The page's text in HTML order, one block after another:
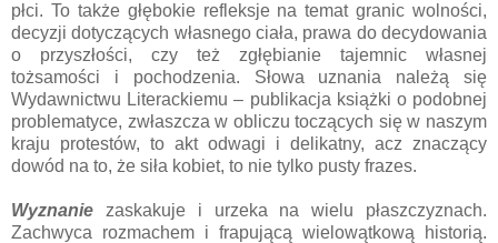
płci. To także głębokie refleksje na temat granic wolności,
decyzji dotyczących własnego ciała, prawa do decydowania
o przyszłości, czy też zgłębianie tajemnic własnej
tożsamości i pochodzenia. Słowa uznania należą się
Wydawnictwu Literackiemu – publikacja książki o podobnej
problematyce, zwłaszcza w obliczu toczących się w naszym
kraju protestów, to akt odwagi i delikatny, acz znaczący
dowód na to, że siła kobiet, to nie tylko pusty frazes.
Wyznanie zaskakuje i urzeka na wielu płaszczyznach.
Zachwyca rozmachem i frapującą wielowątkową historią.